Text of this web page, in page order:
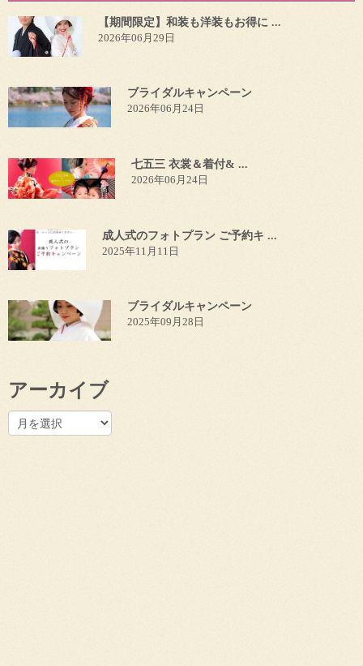
【期間限定】和装も洋装もお得に ...
2026年06月29日
ブライダルキャンペーン
2026年06月24日
七五三 衣裳＆着付& ...
2026年06月24日
成人式のフォトプラン ご予約キ ...
2025年11月11日
ブライダルキャンペーン
2025年09月28日
アーカイブ